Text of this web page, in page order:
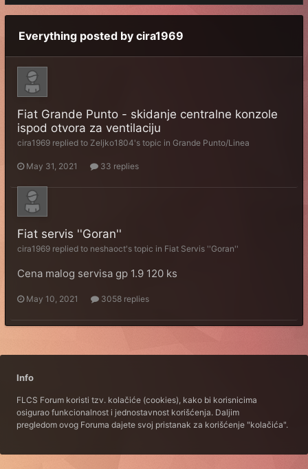
Everything posted by cira1969
Fiat Grande Punto - skidanje centralne konzole
ispod otvora za ventilaciju
cira1969 replied to Zeljko1804's topic in Grande Punto/Linea
May 31, 2021 33 replies
Fiat servis ''Goran''
cira1969 replied to neshaoct's topic in Fiat Servis ''Goran''
Cena malog servisa gp 1.9 120 ks
May 10, 2021 3058 replies
Info
FLCS Forum koristi tzv. kolačiće (cookies), kako bi korisnicima
osigurao funkcionalnost i jednostavnost korišćenja. Daljim
pregledom ovog Foruma dajete svoj pristanak za korišćenje "kolačića".